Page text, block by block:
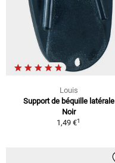
Louis
Support de béquille latérale
Noir
1,49 €1